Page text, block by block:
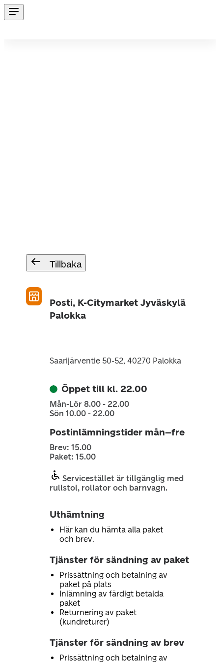
Tillbaka
Posti, K-Citymarket Jyväskylä
Palokka
Saarijärventie 50-52, 40270 Palokka
Öppet till kl. 22.00
Mån-Lör 8.00 - 22.00
Sön 10.00 - 22.00
Postinlämningstider mån–fre
Brev: 15.00
Paket: 15.00
Servicestället är tillgänglig med
rullstol, rollator och barnvagn.
Uthämtning
Här kan du hämta alla paket
och brev.
Tjänster för sändning av paket
Prissättning och betalning av
paket på plats
Inlämning av färdigt betalda
paket
Returnering av paket
(kundreturer)
Tjänster för sändning av brev
Prissättning och betalning av